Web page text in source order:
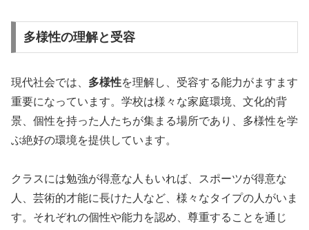
多様性の理解と受容
現代社会では、 多様性を理解し、受容する能力がますます
重要になっています。学校は様々な家庭環境、文化的背
景、個性を持った人たちが集まる場所であり、多様性を学
ぶ絶好の環境を提供しています。
クラスには勉強が得意な人もいれば、スポーツが得意な
人、芸術的才能に長けた人など、様々なタイプの人がいま
す。それぞれの個性や能力を認め、尊重することを通じ